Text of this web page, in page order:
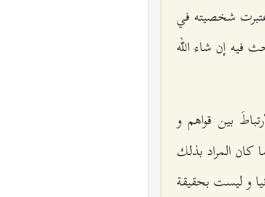
شخصيته في
فيه إن شاء الله
بين قواهم و
المراد بذلك
و ليست بحقيقة